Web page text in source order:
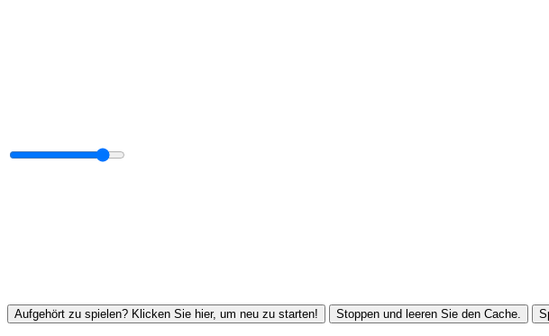
Aufgehört zu spielen? Klicken Sie hier, um neu zu starten! Stoppen und leeren Sie den Cache.